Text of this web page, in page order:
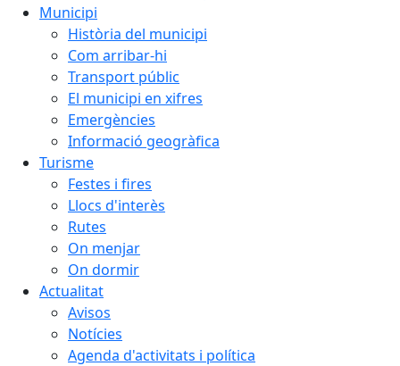
Municipi
Història del municipi
Com arribar-hi
Transport públic
El municipi en xifres
Emergències
Informació geogràfica
Turisme
Festes i fires
Llocs d'interès
Rutes
On menjar
On dormir
Actualitat
Avisos
Notícies
Agenda d'activitats i política